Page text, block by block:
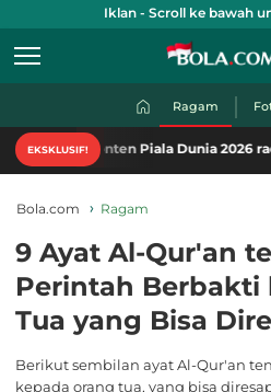
Iklan - Scroll ke bawah
Ragam
EKSKLUSIF!
Piala Dunia 2026 racikan khas
Bola.com Ragam
9 Ayat Al-Qur'an
Perintah Berbakti
Tua yang Bisa
Berikut sembilan ayat Al-Qur'an
kepada orang tua, yang bisa